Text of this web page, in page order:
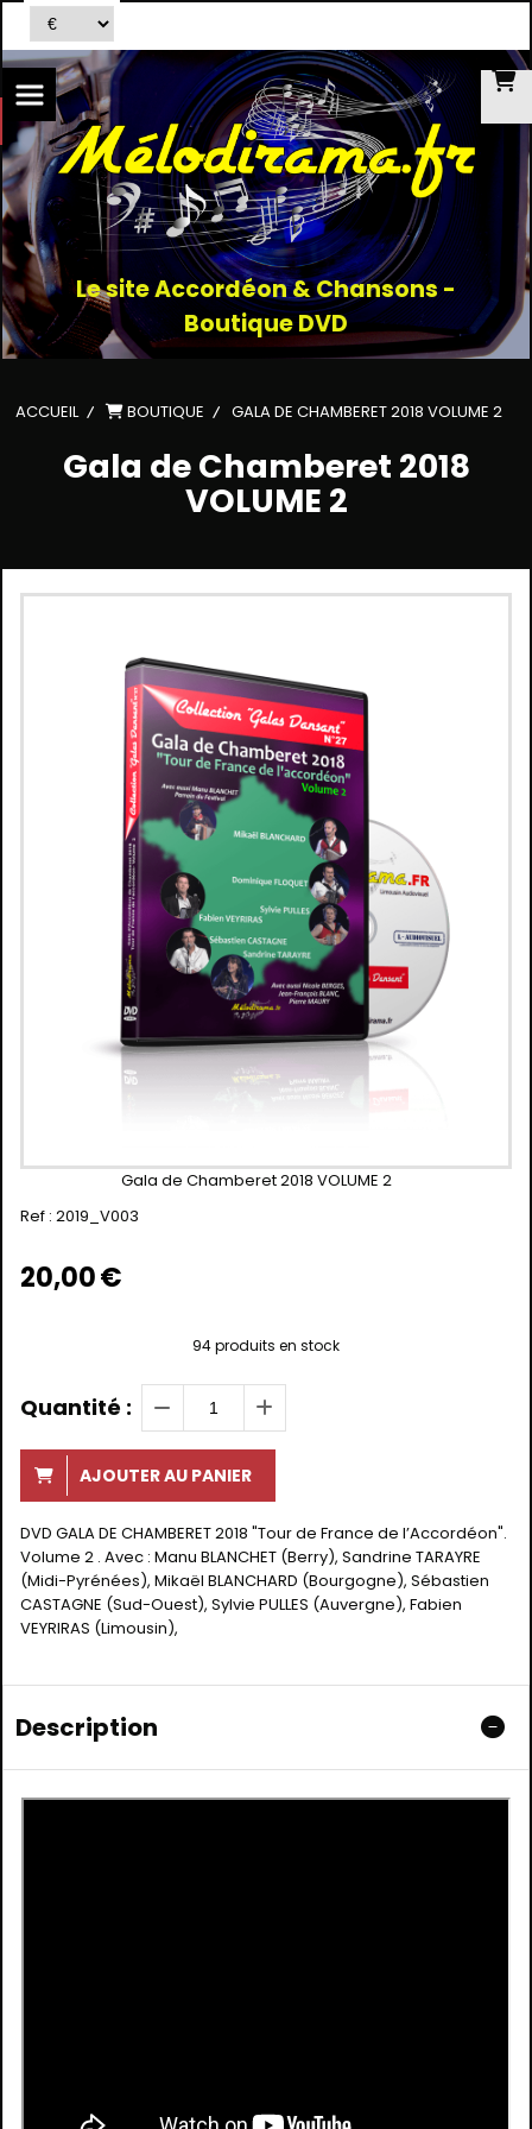
Le site Accordéon & Chansons -
Boutique DVD
ACCUEIL BOUTIQUE GALA DE CHAMBERET 2018 VOLUME 2
Gala de Chamberet 2018
VOLUME 2
Gala de Chamberet 2018 VOLUME 2
Ref : 2019_V003
20,00€
94produits en stock
Quantité :
AJOUTER AU PANIER
DVD GALA DE CHAMBERET 2018 "Tour de France de l’Accordéon".
Volume 2 . Avec : Manu BLANCHET (Berry), Sandrine TARAYRE
(Midi-Pyrénées), Mikaël BLANCHARD (Bourgogne), Sébastien
CASTAGNE (Sud-Ouest), Sylvie PULLES (Auvergne), Fabien
VEYRIRAS (Limousin),
Description